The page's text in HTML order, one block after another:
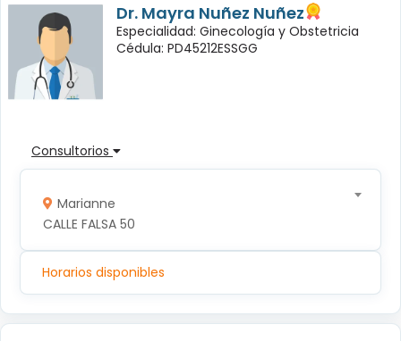
Dr. Mayra Nuñez Nuñez
Especialidad: Ginecología y Obstetricia
Cédula: PD45212ESSGG
Consultorios
Marianne
CALLE FALSA 50
Horarios disponibles